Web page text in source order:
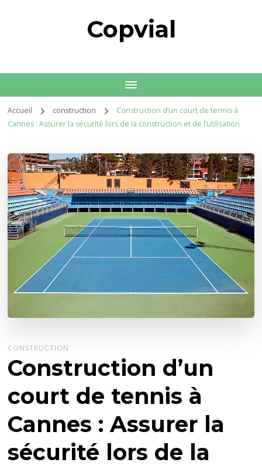
Copvial
Accueil construction
Construction d’un court de tennis à
Cannes : Assurer la sécurité lors de la construction et de l’utilisation
CONSTRUCTION
Construction d’un
court de tennis à
Cannes : Assurer la
sécurité lors de la